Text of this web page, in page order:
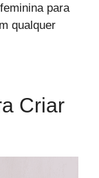
para
qualquer
Criar